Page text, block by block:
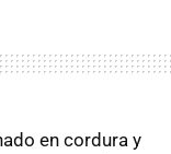
en cordura y